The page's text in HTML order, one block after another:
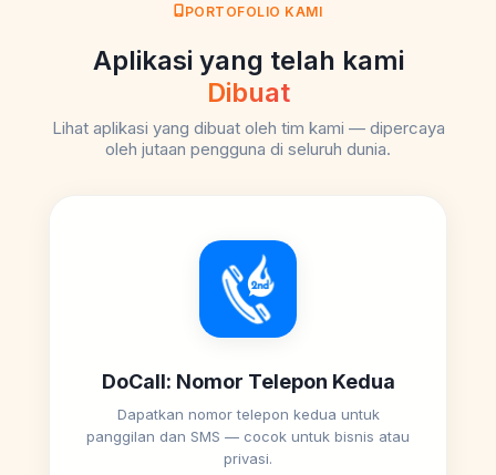
PORTOFOLIO KAMI
Aplikasi yang telah kami
Dibuat
Lihat aplikasi yang dibuat oleh tim kami — dipercaya
oleh jutaan pengguna di seluruh dunia.
DoCall: Nomor Telepon Kedua
Dapatkan nomor telepon kedua untuk
panggilan dan SMS — cocok untuk bisnis atau
privasi.